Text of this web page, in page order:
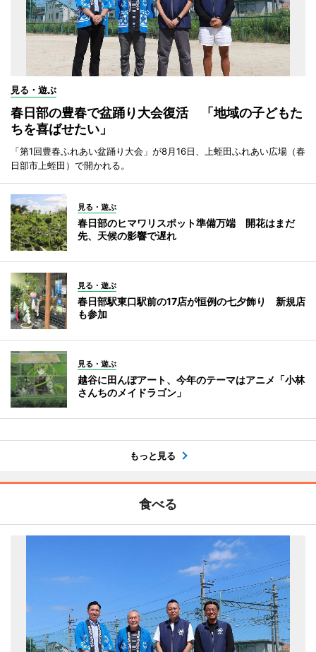
見る・遊ぶ
春日部の豊春で盆踊り大会復活 「地域の子どもた
ちを喜ばせたい」
「第1回豊春ふれあい盆踊り大会」が8月16日、上蛭田ふれあい広場（春
日部市上蛭田）で開かれる。
見る・遊ぶ
春日部のヒマワリスポット準備万端 開花はまだ
先、天候の影響で遅れ
見る・遊ぶ
春日部駅東口駅前の17店が恒例の七夕飾り 新規店
も参加
見る・遊ぶ
越谷に田んぼアート、今年のテーマはアニメ「小林
さんちのメイドラゴン」
もっと見る
食べる